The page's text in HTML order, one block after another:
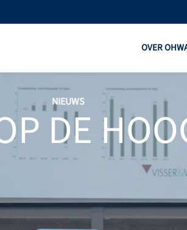
OVER OHW
NIEUWS
DE